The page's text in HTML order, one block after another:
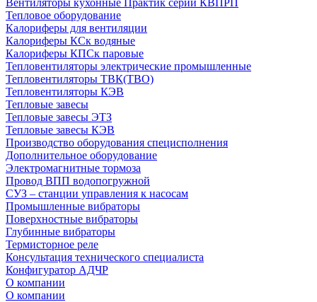
Вентиляторы кухонные Практик серии КВПРП
Тепловое оборудование
Калориферы для вентиляции
Калориферы КСк водяные
Калориферы КПСк паровые
Тепловентиляторы электрические промышленные
Тепловентиляторы ТВК(ТВО)
Тепловентиляторы КЭВ
Тепловые завесы
Тепловые завесы ЭТЗ
Тепловые завесы КЭВ
Производство оборудования специсполнения
Дополнительное оборудование
Электромагнитные тормоза
Провод ВПП водопогружной
СУЗ – станции управления к насосам
Промышленные вибраторы
Поверхностные вибраторы
Глубинные вибраторы
Термисторное реле
Консультация технического специалиста
Конфигуратор АДЧР
О компании
О компании